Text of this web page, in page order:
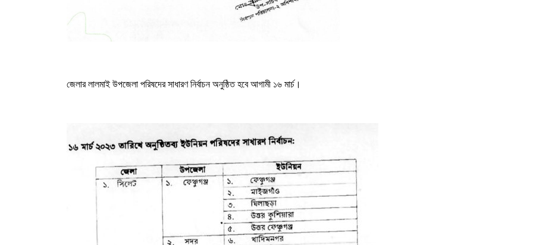
জেলার লালমাই উপজেলা পরিষদের সাধারণ নির্বাচন অনুষ্ঠিত হবে আগামী ১৬ মার্চ।